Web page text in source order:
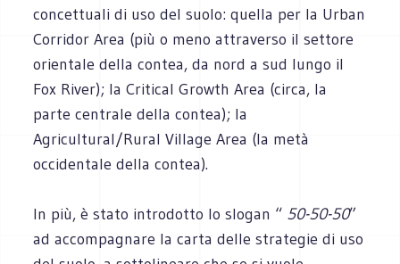
concettuali di uso del suolo: quella per la Urban
Corridor Area (più o meno attraverso il settore
orientale della contea, da nord a sud lungo il
Fox River); la Critical Growth Area (circa, la
parte centrale della contea); la
Agricultural/Rural Village Area (la metà
occidentale della contea).
In più, è stato introdotto lo slogan “ 50-50-50”
ad accompagnare la carta delle strategie di uso